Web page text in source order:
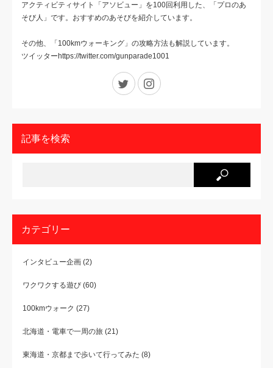
アクティビティサイト「アソビュー」を100回利用した、「プロのあ
そび人」です。おすすめのあそびを紹介しています。
その他、「100kmウォーキング」の攻略方法も解説しています。
ツイッターhttps://twitter.com/gunparade1001
Twitter
記事を検索
カテゴリー
インタビュー企画 (2)
ワクワクする遊び (60)
100kmウォーク (27)
北海道・電車で一周の旅 (21)
東海道・京都まで歩いて行ってみた (8)